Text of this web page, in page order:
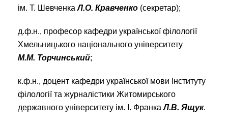
ім. Т. ШевченкаЛ.О. Кравченко (секретар);
д.ф.н., професор кафедри української філології
Хмельницького національного університету
М.М. Торчинський;
к.ф.н., доцент кафедри української мови Інституту
філології та журналістики Житомирського
державного університету ім. І. ФранкаЛ.В. Ящук.